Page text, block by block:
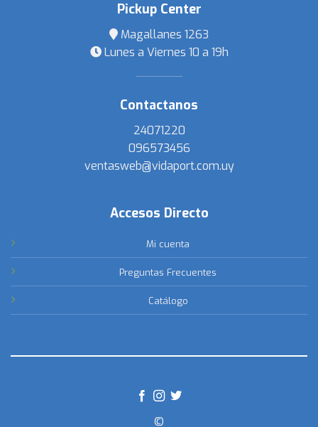
Pickup Center
Magallanes 1263
Lunes a Viernes 10 a 19h
Contactanos
24071220
096573456
ventasweb@vidaport.com.uy
Accesos Directo
Mi cuenta
Preguntas Frecuentes
Catálogo
©